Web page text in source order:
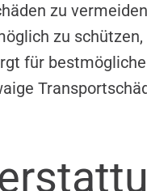
zu
zu schützen,
für